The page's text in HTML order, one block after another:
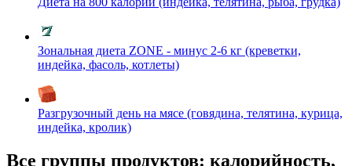
Зональная диета ZONE - минус 2-6 кг (креветки,
индейка, фасоль, котлеты)
Разгрузочный день на мясе (говядина, телятина, курица,
индейка, кролик)
Все группы продуктов: калорийность,